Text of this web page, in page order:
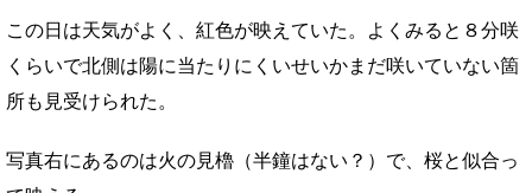
この日は天気がよく、紅色が映えていた。よくみると８分咲
くらいで北側は陽に当たりにくいせいかまだ咲いていない箇
所も見受けられた。
写真右にあるのは火の見櫓（半鐘はない？）で、桜と似合っ